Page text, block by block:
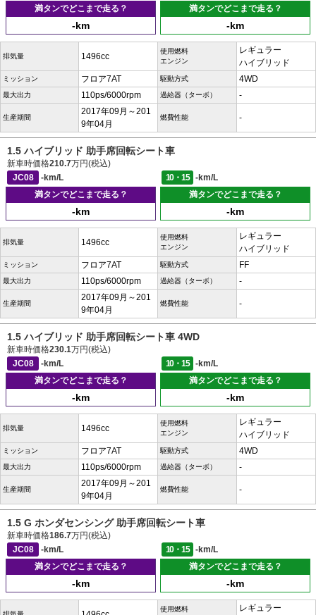
満タンでどこまで走る？
-km
満タンでどこまで走る？
-km
排気量 1496cc
使用燃料
エンジン
レギュラー
ハイブリッド
ミッション フロア7AT 駆動方式 4WD
最大出力 110ps/6000rpm 過給器（ターボ） -
生産期間
2017年09月～201
9年04月
燃費性能 -
1.5 ハイブリッド 助手席回転シート車
新車時価格210.7万円(税込)
JC08
-km/L 10・15
-km/L
満タンでどこまで走る？
-km
満タンでどこまで走る？
-km
排気量 1496cc
使用燃料
エンジン
レギュラー
ハイブリッド
ミッション フロア7AT 駆動方式 FF
最大出力 110ps/6000rpm 過給器（ターボ） -
生産期間
2017年09月～201
9年04月
燃費性能 -
1.5 ハイブリッド 助手席回転シート車 4WD
新車時価格230.1万円(税込)
JC08
-km/L 10・15
-km/L
満タンでどこまで走る？
-km
満タンでどこまで走る？
-km
排気量 1496cc
使用燃料
エンジン
レギュラー
ハイブリッド
ミッション フロア7AT 駆動方式 4WD
最大出力 110ps/6000rpm 過給器（ターボ） -
生産期間
2017年09月～201
9年04月
燃費性能 -
1.5 G ホンダセンシング 助手席回転シート車
新車時価格186.7万円(税込)
JC08
-km/L 10・15
-km/L
満タンでどこまで走る？
-km
満タンでどこまで走る？
-km
使用燃料
レギュラー